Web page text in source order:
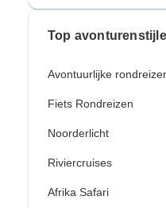
Top
Avontuurlijke
Fiets Rondreizen
Noorderlicht
Riviercruises
Afrika Safari